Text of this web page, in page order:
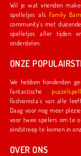
Wil je wat vrienden
spelletjes als
Family Barn
community's met
spelletjes aller tijden en ze hebben een
onderdelen.
ONZE
We hebben honderden
fantastische
Daag voor nog meer plezier een andere speler uit in een van onze
voor twee spelers om te
OVER ONS